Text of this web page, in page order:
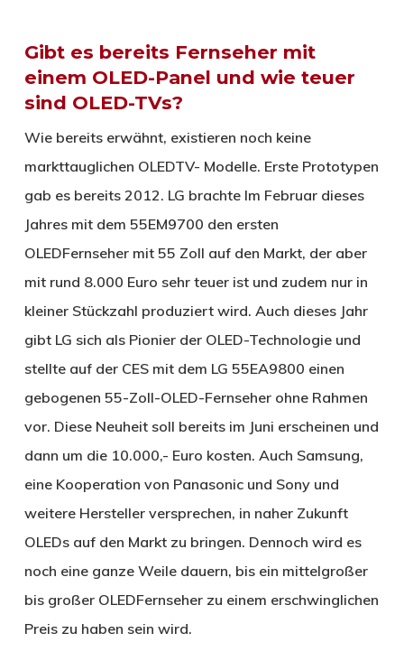
Gibt es bereits Fernseher mit
einem OLED-Panel und wie teuer
sind OLED-TVs?
Wie bereits erwähnt, existieren noch keine
markttauglichen OLEDTV- Modelle. Erste Prototypen
gab es bereits 2012. LG brachte Im Februar dieses
Jahres mit dem 55EM9700 den ersten
OLEDFernseher mit 55 Zoll auf den Markt, der aber
mit rund 8.000 Euro sehr teuer ist und zudem nur in
kleiner Stückzahl produziert wird. Auch dieses Jahr
gibt LG sich als Pionier der OLED-Technologie und
stellte auf der CES mit dem LG 55EA9800 einen
gebogenen 55-Zoll-OLED-Fernseher ohne Rahmen
vor. Diese Neuheit soll bereits im Juni erscheinen und
dann um die 10.000,- Euro kosten. Auch Samsung,
eine Kooperation von Panasonic und Sony und
weitere Hersteller versprechen, in naher Zukunft
OLEDs auf den Markt zu bringen. Dennoch wird es
noch eine ganze Weile dauern, bis ein mittelgroßer
bis großer OLEDFernseher zu einem erschwinglichen
Preis zu haben sein wird.